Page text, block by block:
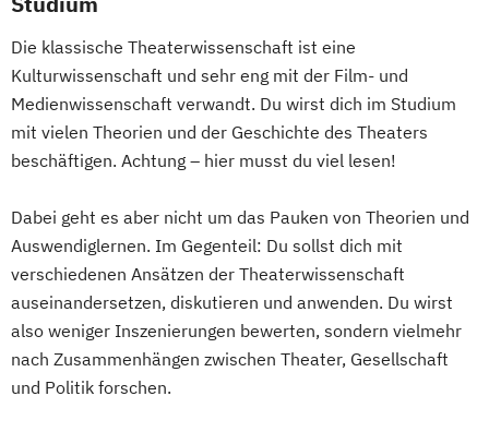
Englisch (Lehramt)
English Language and Linguistics
English and American Studies
Environmental Sciences
Ernährungswissenschaften
Ethik für Schule und Beruf
Europäische Ethnologie
Evangelische Fachtheologie
Evangelische Religion (Lehramt)
Evolutionary Systems Biology Fennistik
Finno-Ugristik
Die klassische Theaterwissenschaft ist eine
Kulturwissenschaft und sehr eng mit der Film- und
Medienwissenschaft verwandt. Du wirst dich im Studium
mit vielen Theorien und der Geschichte des Theaters
beschäftigen. Achtung – hier musst du viel lesen!
Dabei geht es aber nicht um das Pauken von Theorien und
Auswendiglernen. Im Gegenteil: Du sollst dich mit
verschiedenen Ansätzen der Theaterwissenschaft
auseinandersetzen, diskutieren und anwenden. Du wirst
also weniger Inszenierungen bewerten, sondern vielmehr
nach Zusammenhängen zwischen Theater, Gesellschaft
und Politik forschen.